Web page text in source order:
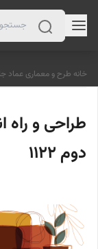
خانه طرح و معماری عماد
طراحی و راه
دوم 1122